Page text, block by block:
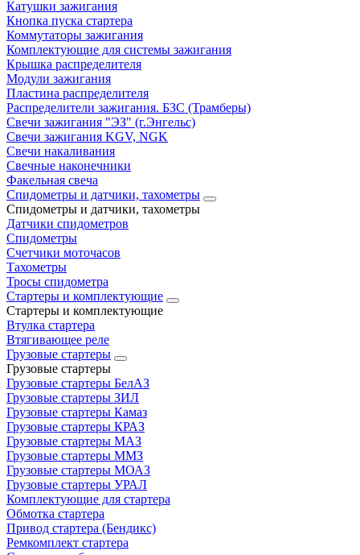
Катушки зажигания
Кнопка пуска стартера
Коммутаторы зажигания
Комплектующие для системы зажигания
Крышка распределителя
Модули зажигания
Пластина распределителя
Распределители зажигания. БЗС (Трамберы)
Свечи зажигания "ЭЗ" (г.Энгельс)
Свечи зажигания KGV, NGK
Свечи накаливания
Свечные наконечники
Факельная свеча
Спидометры и датчики, тахометры
Спидометры и датчики, тахометры
Датчики спидометров
Спидометры
Счетчики моточасов
Тахометры
Тросы спидометра
Стартеры и комплектующие
Стартеры и комплектующие
Втулка стартера
Втягивающее реле
Грузовые стартеры
Грузовые стартеры
Грузовые стартеры БелАЗ
Грузовые стартеры ЗИЛ
Грузовые стартеры Камаз
Грузовые стартеры КРАЗ
Грузовые стартеры МАЗ
Грузовые стартеры ММЗ
Грузовые стартеры МОАЗ
Грузовые стартеры УРАЛ
Комплектующие для стартера
Обмотка стартера
Привод стартера (Бендикс)
Ремкомплект стартера